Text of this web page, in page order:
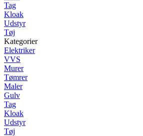
Tag
Kloak
Udstyr
Tøj
Kategorier
Elektriker
VVS
Murer
Tømrer
Maler
Gulv
Tag
Kloak
Udstyr
Tøj